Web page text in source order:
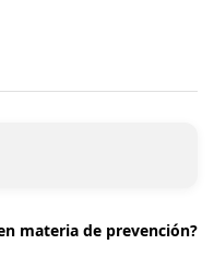
materia de prevención?